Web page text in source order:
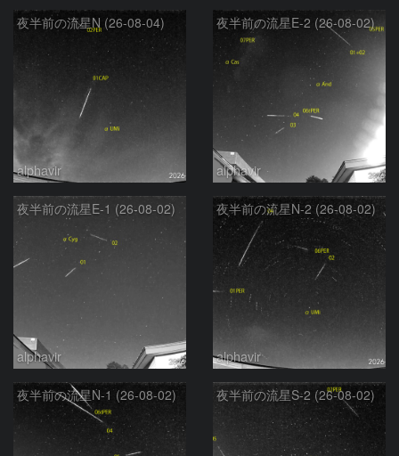
夜半前の流星N (26-08-04)
alphavir
夜半前の流星E-2 (26-08-02)
alphavir
夜半前の流星E-1 (26-08-02)
alphavir
夜半前の流星N-2 (26-08-02)
alphavir
夜半前の流星N-1 (26-08-02) 夜半前の流星S-2 (26-08-02)